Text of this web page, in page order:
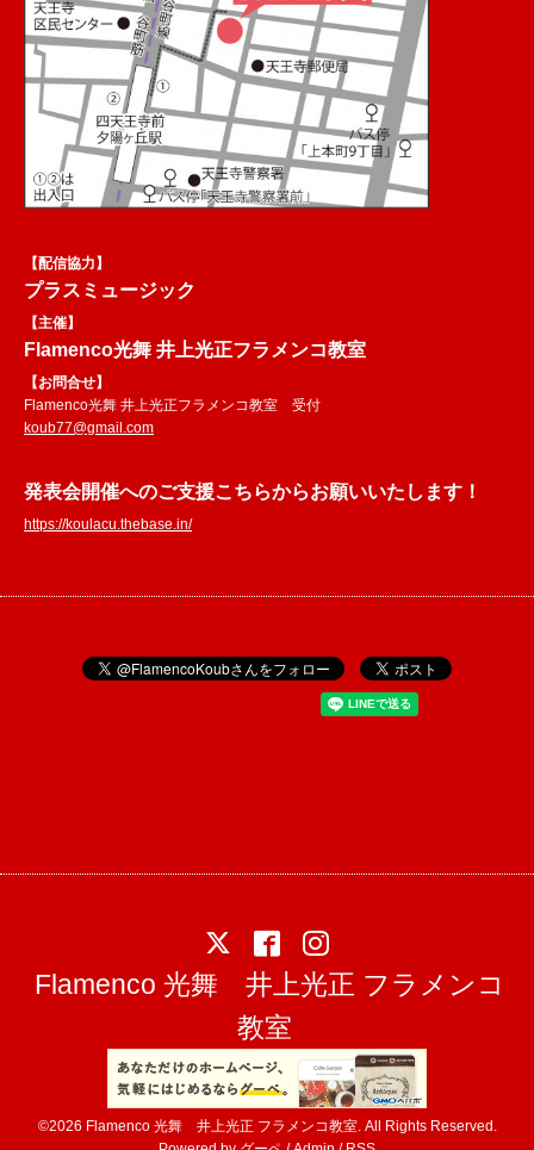
【配信協力】
プラスミュージック
【主催】
Flamenco光舞 井上光正フラメンコ教室
【お問合せ】
Flamenco光舞 井上光正フラメンコ教室 受付
koub77@gmail.com
発表会開催へのご支援こちらからお願いいたします！
https://koulacu.thebase.in/
Flamenco 光舞 井上光正 フラメンコ
教室
©2026 Flamenco 光舞 井上光正 フラメンコ教室. All Rights Reserved.